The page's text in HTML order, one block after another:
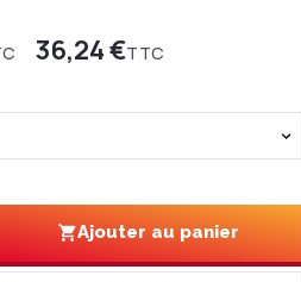
36,24 €TTC
Ajouter au panier